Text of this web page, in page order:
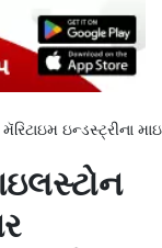
મૅરિટાઇમ ઇન્ડસ્ટ્રીના